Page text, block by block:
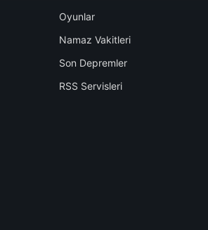
Oyunlar
Namaz Vakitleri
Son Depremler
RSS Servisleri